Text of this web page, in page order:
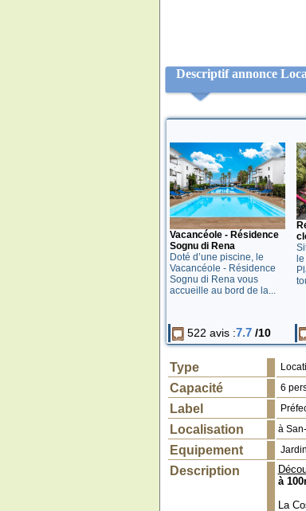
Descriptif annonce
Vacancéole - Résidence
Sognu di Rena
Doté d’une piscine, le
Vacancéole - Résidence
Sognu di Rena vous
accueille au bord de la...
le
522 avis :7.7 /10
Type
Capacité 6
Label
Localisation à
Equipement Jardin
Description
à
La